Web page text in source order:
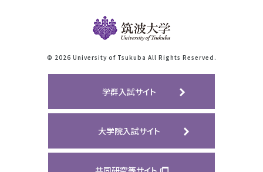
© 2026 University of Tsukuba All Rights Reserved.
学群入試サイト
大学院入試サイト